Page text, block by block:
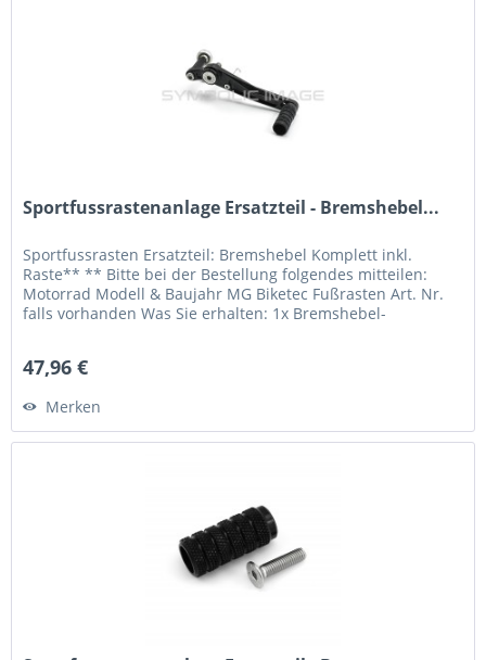
Sportfussrastenanlage Ersatzteil - Bremshebel...
Sportfussrasten Ersatzteil: Bremshebel Komplett inkl.
Raste** ** Bitte bei der Bestellung folgendes mitteilen:
Motorrad Modell & Baujahr MG Biketec Fußrasten Art. Nr.
falls vorhanden Was Sie erhalten: 1x Bremshebel-
47,96 €
Merken